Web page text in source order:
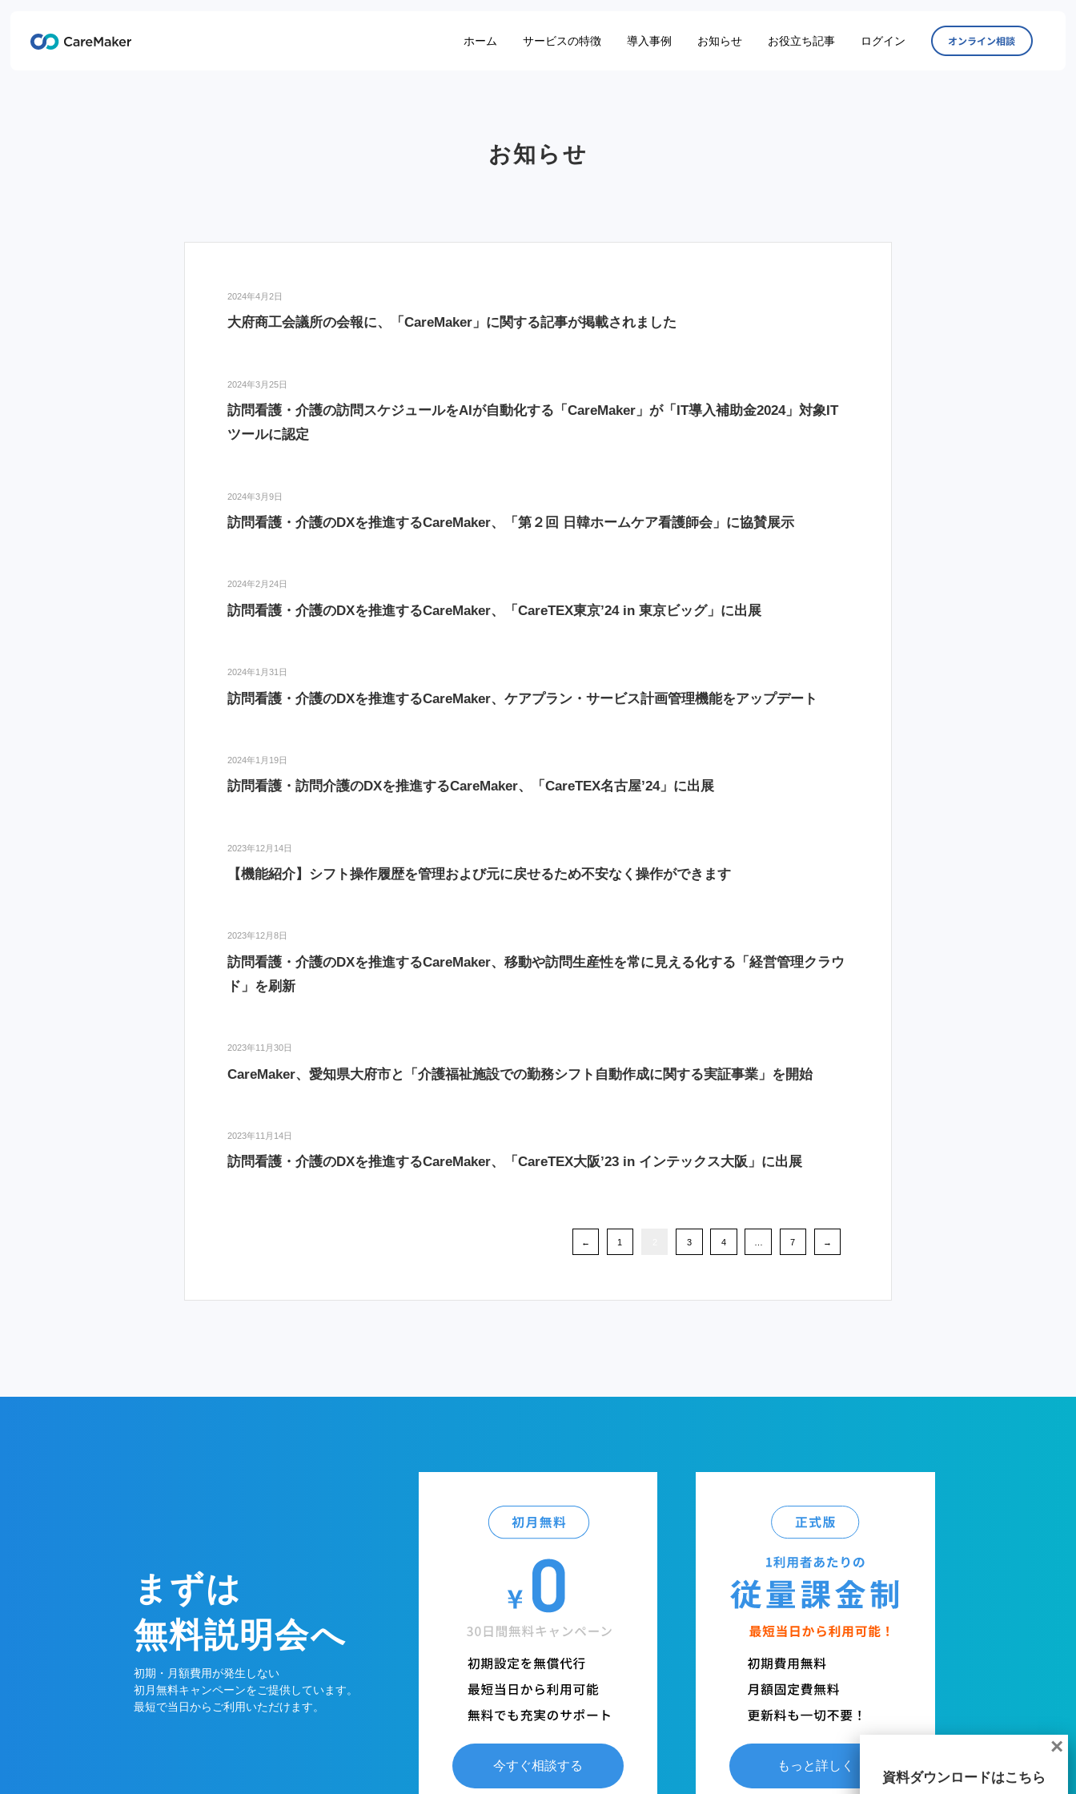
ホーム サービスの特徴 導入事例 お知らせ お役立ち記事 ログイン オンラ
お知らせ
2024年4月2日
大府商工会議所の会報に、「CareMaker」に関する記事が掲載されました
2024年3月25日
訪問看護・介護の訪問スケジュールをAIが自動化する「CareMaker」が「IT導入補助金2024」対象IT
ツールに認定
2024年3月9日
訪問看護・介護のDXを推進するCareMaker、「第２回 日韓ホームケア看護師会」に協賛展示
2024年2月24日
訪問看護・介護のDXを推進するCareMaker、「CareTEX東京’24 in 東京ビッグ」に出展
2024年1月31日
訪問看護・介護のDXを推進するCareMaker、ケアプラン・サービス計画管理機能をアップデート
2024年1月19日
訪問看護・訪問介護のDXを推進するCareMaker、「CareTEX名古屋’24」に出展
2023年12月14日
【機能紹介】シフト操作履歴を管理および元に戻せるため不安なく操作ができます
2023年12月8日
訪問看護・介護のDXを推進するCareMaker、移動や訪問生産性を常に見える化する「経営管理クラウ
ド」を刷新
2023年11月30日
CareMaker、愛知県大府市と「介護福祉施設での勤務シフト自動作成に関する実証事業」を開始
2023年11月14日
訪問看護・介護のDXを推進するCareMaker、「CareTEX大阪’23 in インテックス大阪」に出展
← 1 3 4 7 →
まずは
無料説明会へ
初期・月額費用が発生しない
初月無料キャンペーンをご提供しています。
最短で当日からご利用いただけます。
今すぐ相談する もっと詳しく
資料ダウンロードはこちら
×